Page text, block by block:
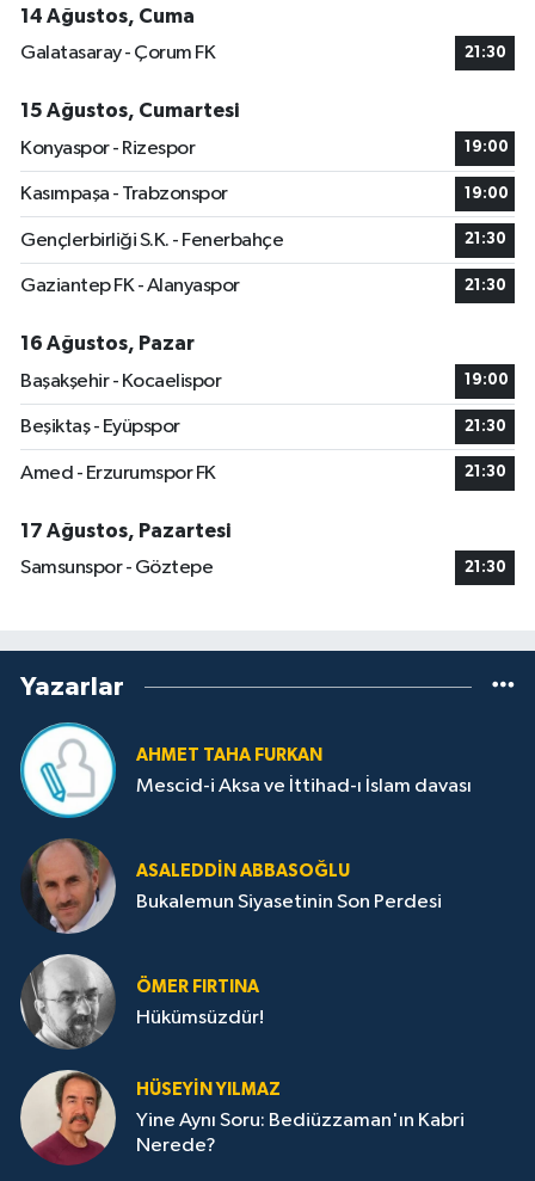
14 Ağustos, Cuma
Galatasaray - Çorum FK
21:30
15 Ağustos, Cumartesi
Konyaspor - Rizespor
19:00
Kasımpaşa - Trabzonspor 19:00
Gençlerbirliği S.K. - Fenerbahçe 21:30
Gaziantep FK - Alanyaspor 21:30
16 Ağustos, Pazar
Başakşehir - Kocaelispor
19:00
Beşiktaş - Eyüpspor 21:30
Amed - Erzurumspor FK 21:30
17 Ağustos, Pazartesi
Samsunspor - Göztepe
21:30
Yazarlar
AHMET TAHA FURKAN
Mescid-i Aksa ve İttihad-ı İslam davası
ASALEDDIN ABBASOĞLU
Bukalemun Siyasetinin Son Perdesi
ÖMER FIRTINA
Hükümsüzdür!
HÜSEYIN YILMAZ
Yine Aynı Soru: Bediüzzaman'ın Kabri
Nerede?